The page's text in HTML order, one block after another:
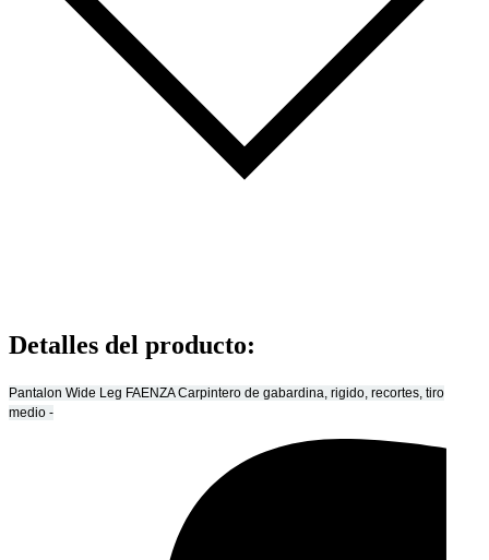
Detalles del producto:
Pantalon Wide Leg FAENZA Carpintero de gabardina, rigido, recortes, tiro
medio -